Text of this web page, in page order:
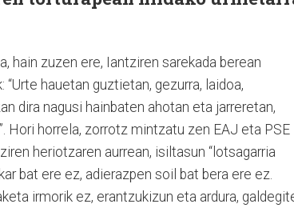
hain zuzen ere, Iantziren sarekada berean
hauetan guztietan, gezurra, laidoa,
dira nagusi hainbaten ahotan eta jarreretan,
Hori horrela, zorrotz mintzatu zen EAJ eta PSE
heriotzaren aurrean, isiltasun “lotsagarria
bat ere ez, adierazpen soil bat bera ere ez.
irmorik ez, erantzukizun eta ardura,